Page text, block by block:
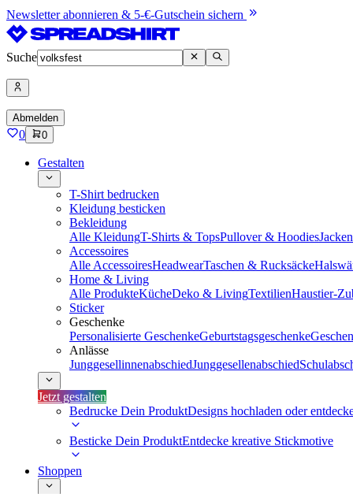
Newsletter abonnieren & 5-€-Gutschein sichern
Suche
Abmelden
0 0
Gestalten
T-Shirt bedrucken
Kleidung besticken
Bekleidung
Alle KleidungT-Shirts & TopsPullover & Hoodies
Accessoires
Alle AccessoiresHeadwearTaschen & Rucksäcke
Home & Living
Alle ProdukteKücheDeko & LivingTextilienHaustier-
Sticker
Geschenke
Personalisierte GeschenkeGeburtstagsgeschenke
Anlässe
JunggesellinnenabschiedJunggesellenabschied
Jetzt gestalten
Bedrucke Dein ProduktDesigns hochladen oder
Besticke Dein ProduktEntdecke kreative Stickmotive
Shoppen